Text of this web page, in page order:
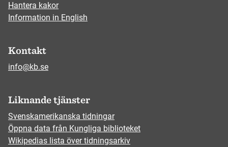
Hantera kakor
Information in English
Kontakt
info@kb.se
Liknande tjänster
Svenskamerikanska tidningar
Öppna data från Kungliga biblioteket
Wikipedias lista över tidningsarkiv